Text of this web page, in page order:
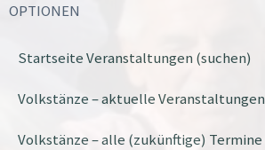
OPTIONEN
Startseite Veranstaltungen (suchen)
Volkstänze – aktuelle Veranstaltungen
Volkstänze – alle (zukünftige) Termine